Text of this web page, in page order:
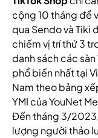
cộng 10 tháng để
qua Sendo và Tiki
chiếm vị trí thứ 3
danh sách các sàn
phổ biến nhất tại
Nam theo bảng
YMI của YouNet
Đến tháng 3/
lượng người thảo